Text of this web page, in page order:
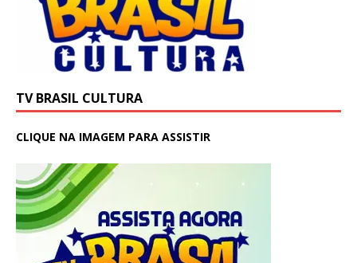
TV BRASIL CULTURA
CLIQUE NA IMAGEM PARA ASSISTIR